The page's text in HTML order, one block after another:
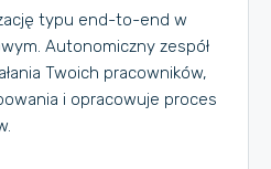
typu end-to-end w
Autonomiczny zespół
Twoich pracowników,
i opracowuje proces